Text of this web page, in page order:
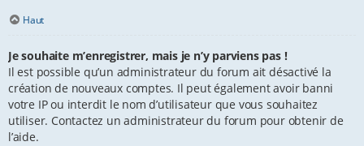
Haut
Je souhaite m’enregistrer, mais je n’y parviens pas !
Il est possible qu’un administrateur du forum ait désactivé la
création de nouveaux comptes. Il peut également avoir banni
votre IP ou interdit le nom d’utilisateur que vous souhaitez
utiliser. Contactez un administrateur du forum pour obtenir de
l’aide.